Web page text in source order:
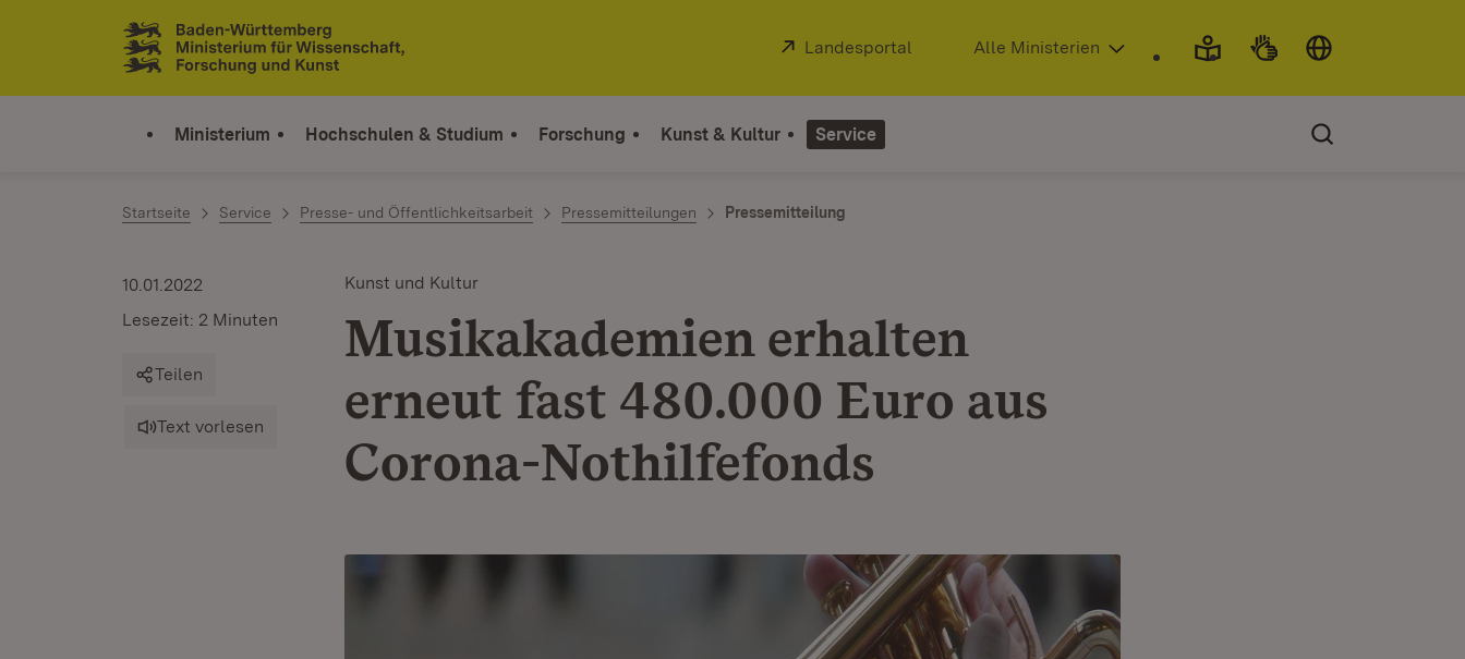
Zum Inhalt springen
Link zur Startseite
Extern:
Landesportal (Öffnet in neuem Fenster)
Alle Ministerien
Ministerium Hochschulen & Studium Forschung Kunst & Kultur Service
Startseite Service Presse- und Öffentlichkeitsarbeit Pressemitteilungen Pressemitteilung
Kunst und Kultur
Musikakademien erhalten
erneut fast 480.000 Euro aus
Corona-Nothilfefonds
10.01.2022
Lesezeit: 2 Minuten
Teilen
Text vorlesen